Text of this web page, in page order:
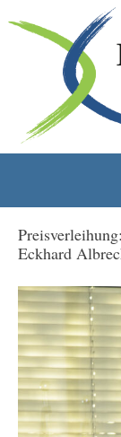
Inhalt
springen
Eckhard